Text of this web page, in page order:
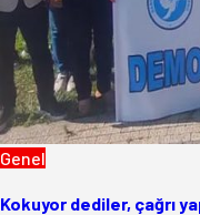
Genel
Kokuyor dediler, çağrı